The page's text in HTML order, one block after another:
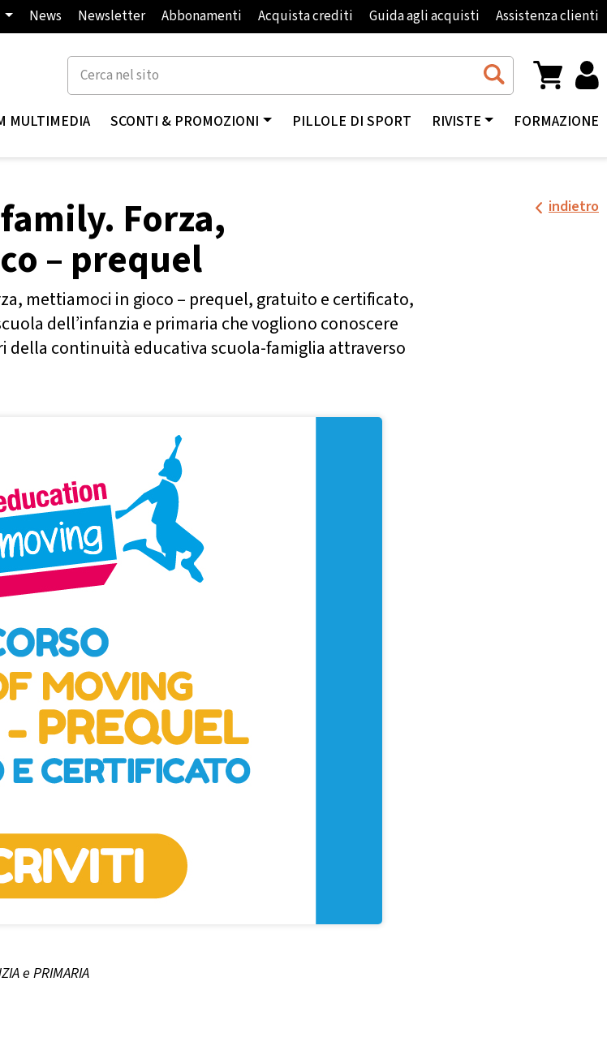
News Newsletter Abbonamenti Acquista crediti Guida agli acquisti Assistenza clienti
MULTIMEDIA SCONTI & PROMOZIONI PILLOLE DI SPORT RIVISTE FORMAZIONE
indietro
Forza,
– prequel
mettiamoci in gioco – prequel, gratuito e certificato,
dell’infanzia e primaria che vogliono conoscere
della continuità educativa scuola-famiglia attraverso
e PRIMARIA